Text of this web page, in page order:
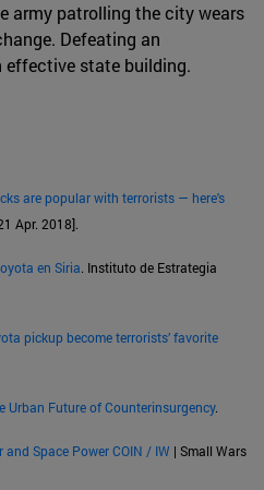
army patrolling the city wears
Defeating an
effective state building.
are popular with terrorists — here's
Apr. 2018].
en Siria. Instituto de Estrategia
pickup become terrorists’ favorite
Urban Future of Counterinsurgency.
and Space Power COIN / IW | Small Wars